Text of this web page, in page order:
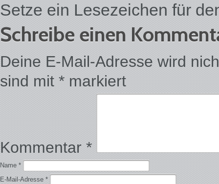
Setze ein Lesezeichen für
Schreibe einen
Deine E-Mail-Adresse wird
sind mit * markiert
Kommentar *
Name *
E-Mail-Adresse *